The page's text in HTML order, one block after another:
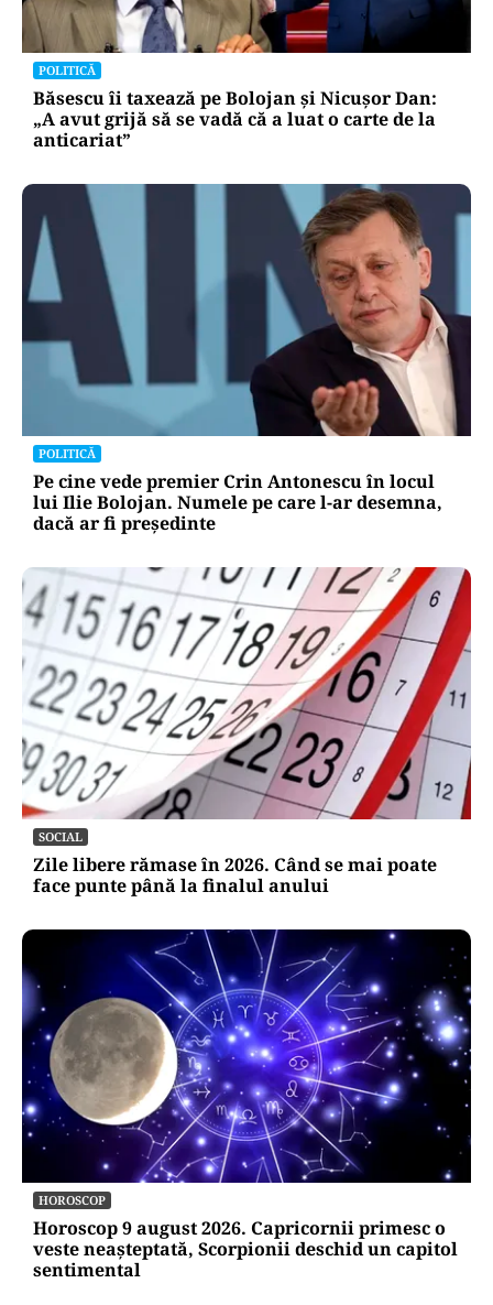
POLITICĂ
Băsescu îi taxează pe Bolojan și Nicușor Dan:
„A avut grijă să se vadă că a luat o carte de la
anticariat”
POLITICĂ
Pe cine vede premier Crin Antonescu în locul
lui Ilie Bolojan. Numele pe care l-ar desemna,
dacă ar fi președinte
SOCIAL
Zile libere rămase în 2026. Când se mai poate
face punte până la finalul anului
HOROSCOP
Horoscop 9 august 2026. Capricornii primesc o
veste neașteptată, Scorpionii deschid un capitol
sentimental